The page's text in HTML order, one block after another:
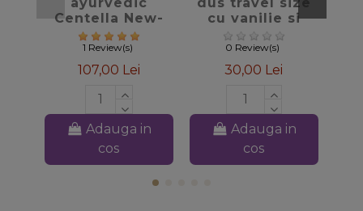
Centella New-
Cell, 50ml -
Khadi
1 Review(s)
107,00 Lei
Adauga in
cos
cu vanilie si
ovaz, 100ml –
Family Bioearth
0 Review(s)
30,00 Lei
Adauga in
cos